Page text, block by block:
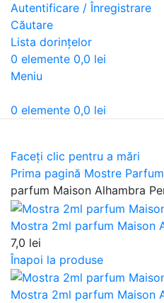
Autentificare / Înregistrare
Căutare
Lista dorințelor
0 elemente 0,0 lei
Meniu
0 elemente 0,0 lei
Faceți clic pentru a mări
Prima pagină Mostre
parfum Maison Alhambra
Mostra 2ml parfum Maison
7,0 lei
Înapoi la produse
Mostra 2ml parfum Maison